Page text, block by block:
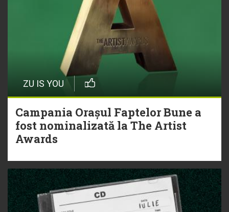
ZU IS YOU
Campania Orașul Faptelor Bune a
fost nominalizată la The Artist
Awards